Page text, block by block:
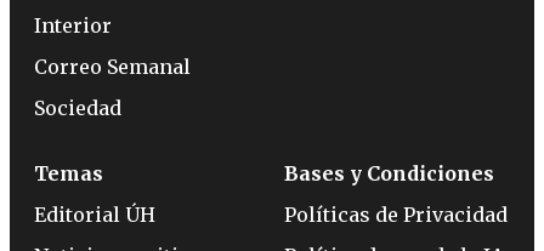
Interior
Correo Semanal
Sociedad
Temas
Editorial ÚH
Bases y Condiciones
Políticas de Privacidad